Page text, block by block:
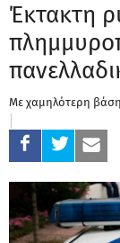
Έκτακτη
Με χαμηλότερη βάση